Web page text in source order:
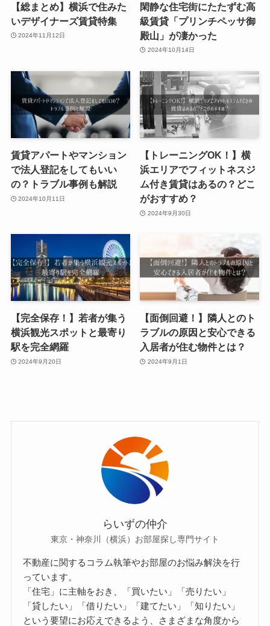
【総まとめ】横浜で住みた
いデザイナーズ賃貸特集
2024年11月12日
閑静な住宅街にたたずむ高
級賃貸「プリンチペッサ御
殿山」が凄かった
2024年10月14日
賃貸アパートやマンション
で法人登記をしてもいい
の？トラブル事例も解説
2024年10月11日
【トレーニングOK！】横
浜エリアでフィットネスジ
ム付き賃貸はあるの？どこ
がおすすめ？
2024年9月30日
【完全保存！】若者が集う
横浜観光スポットと最寄り
駅を完全網羅
2024年9月20日
【面倒回避！】隣人とのト
ラブルの原因と安心できる
入居者が住む物件とは？
2024年9月1日
らいずの仲介
東京・神奈川（横浜）お部屋探し専門サイト
不動産に関するコラム執筆やお部屋のお悩み解決を行
っています。
「住宅」に主軸をおき、「買いたい」「売りたい」
「貸したい」「借りたい」「建てたい」「知りたい」
という要望にお応えできるよう、さまざまな角度から